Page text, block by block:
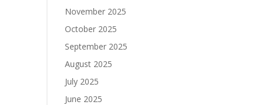
November 2025
October 2025
September 2025
August 2025
July 2025
June 2025